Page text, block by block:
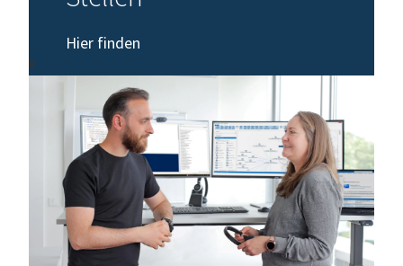
Hier finden
aktuell
ausgeschriebenen Stellen
im DAAD. Für
eine
ausführliche
Beschreibung
der Stelle